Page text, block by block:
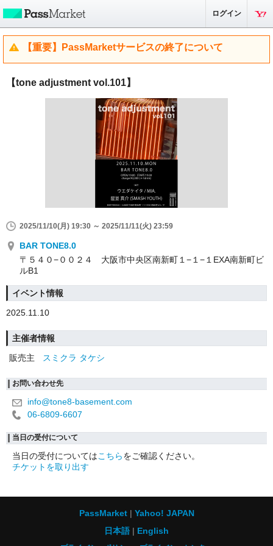
ログイン
【重要】PassMarketサービスの終了について
【tone adjustment vol.101】
2025/11/10(月) 19:30 ～ 2025/11/11(火) 23:59
BAR TONE8.0
〒５４０−００２４ 大阪市中央区南新町１−１−１EXA南新町ビ
ルB1
イベント情報
2025.11.10
主催者情報
販売主
スミクラ タケシ
お問い合わせ先
info@tone8-basement.com
06-6809-6607
当日の受付について
当日の受付についてはこちらをご確認ください。
チケットを取り出す
PassMarket
Yahoo! JAPAN
日本語
English